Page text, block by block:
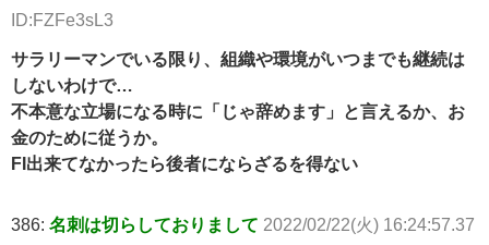
ID:FZFe3sL3
サラリーマンでいる限り、組織や環境がいつまでも継続は
しないわけで…
不本意な立場になる時に「じゃ辞めます」と言えるか、お
金のために従うか。
FI出来てなかったら後者にならざるを得ない
386: 名刺は切らしておりまして 2022/02/22(火) 16:24:57.37